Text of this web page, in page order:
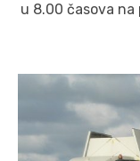
u 8.00 časova